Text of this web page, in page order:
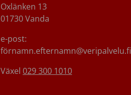
Oxlänken 13
01730 Vanda
e-post:
förnamn.efternamn@veripalvelu.fi
Växel 029 300 1010